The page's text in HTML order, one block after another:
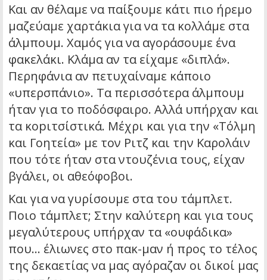
Και αν θέλαμε να παίξουμε κάτι πιο ήρεμο
μαζεύαμε χαρτάκια για να τα κολλάμε στα
άλμπουμ. Χαμός για να αγοράσουμε ένα
φακελάκι. Κλάμα αν τα είχαμε «διπλά».
Περηφάνια αν πετυχαίναμε κάποιο
«υπερσπάνιο». Τα περισσότερα άλμπουμ
ήταν για το ποδόσφαιρο. Αλλά υπήρχαν και
τα κοpιτσίστικά. Μέχρι και για την «Τόλμη
και Γοητεία» με τον Ριτζ και την Καρολάιν
που τότε ήταν στα ντουζένια τους, είχαν
βγάλει, οι αθεόφοβοι.
Και για να γυρίσουμε στα του τάμπλετ.
Ποιο τάμπλετ; Στην καλύτερη και για τους
μεγαλύτερους υπήρχαν τα «ουφάδικα»
που… έλιωνες στο πακ-μαν ή προς το τέλος
της δεκαετίας να μας αγόραζαν οι δικοί μας